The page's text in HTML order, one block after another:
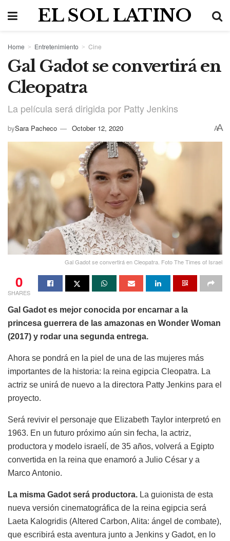
EL SOL LATINO
Home Entretenimiento Cine
Gal Gadot se convertirá en
Cleopatra
La película será dirigida por Patty Jenkins
bySara Pacheco October 12, 2020 AA
Gal Gadot se convertirá en Cleopatra. Foto The Times of Israel
0
SHARES
Gal Gadot es mejor conocida por encarnar a la
princesa guerrera de las amazonas en Wonder Woman
(2017) y rodar una segunda entrega.
Ahora se pondrá en la piel de una de las mujeres más
importantes de la historia: la reina egipcia Cleopatra. La
actriz se unirá de nuevo a la directora Patty Jenkins para el
proyecto.
Será revivir el personaje que Elizabeth Taylor interpretó en
1963. En un futuro próximo aún sin fecha, la actriz,
productora y modelo israelí, de 35 años, volverá a Egipto
convertida en la reina que enamoró a Julio César y a
Marco Antonio.
La misma Gadot será productora. La guionista de esta
nueva versión cinematográfica de la reina egipcia será
Laeta Kalogridis (Altered Carbon, Alita: ángel de combate),
que escribirá esta aventura junto a Jenkins y Gadot, en lo